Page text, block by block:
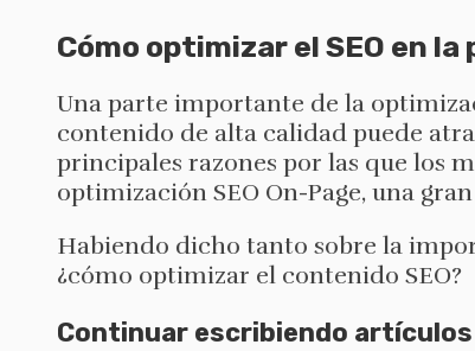
Cómo optimizar el SEO en la
Una parte importante de la
contenido de alta calidad puede
principales razones por las que los
optimización SEO On-Page, una
Habiendo dicho tanto sobre la
¿cómo optimizar el contenido SEO?
Continuar escribiendo